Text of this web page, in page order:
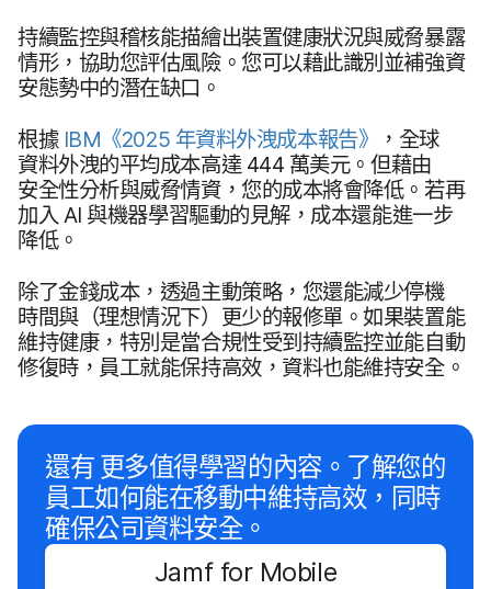
持續​監控​與​稽核​能​描繪出​裝置​健康​狀況​與​威脅​暴露​
情形，​協助​您評估​風險。​您可以​藉​此​識別​並​補​強資​
安​態勢​中​的​潛在​缺口。
根據 IBM 《2025 年​資料​外洩​成本​報告​》
，​全球​
資料​外洩​的​平均​成本​高達444 萬​美元。​但​藉​由​
安全性​分析​與​威脅​情資，​您​的​成本​將​會​降低。​若再​
加入 AI 與​機器​學習​驅動​的​見解，​成本​還​能​進一步​
降低。
除了​金錢​成本，​透過​主動​策略，​您​還​能​減少​停機​
時間​與​（理​想​情況​下）​更少​的​報修單。​如果​裝置​能​
維持​健康，​特別​是​當合規性​受到​持續​監控​並​能​自動​
修復​時，​員工​就​能​保持​高效，​資料​也​能​維持​安全。
還​有 更多​值得​學習​的​內容。​了​解您​的​
員工​如何​能​在​移動​中​維持​高效，​同時​
確保​公司​資料​安全。
Jamf for Mobile